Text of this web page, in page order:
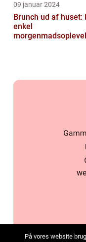
09 januar 2024
Brunch ud af huset:
enkel
På vores website